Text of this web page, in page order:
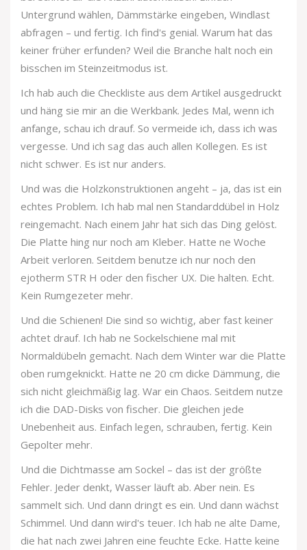
Untergrund wählen, Dämmstärke eingeben, Windlast
abfragen – und fertig. Ich find's genial. Warum hat das
keiner früher erfunden? Weil die Branche halt noch ein
bisschen im Steinzeitmodus ist.
Ich hab auch die Checkliste aus dem Artikel ausgedruckt
und häng sie mir an die Werkbank. Jedes Mal, wenn ich
anfange, schau ich drauf. So vermeide ich, dass ich was
vergesse. Und ich sag das auch allen Kollegen. Es ist
nicht schwer. Es ist nur anders.
Und was die Holzkonstruktionen angeht – ja, das ist ein
echtes Problem. Ich hab mal nen Standarddübel in Holz
reingemacht. Nach einem Jahr hat sich das Ding gelöst.
Die Platte hing nur noch am Kleber. Hatte ne Woche
Arbeit verloren. Seitdem benutze ich nur noch den
ejotherm STR H oder den fischer UX. Die halten. Echt.
Kein Rumgezeter mehr.
Und die Schienen! Die sind so wichtig, aber fast keiner
achtet drauf. Ich hab ne Sockelschiene mal mit
Normaldübeln gemacht. Nach dem Winter war die Platte
oben rumgeknickt. Hatte ne 20 cm dicke Dämmung, die
sich nicht gleichmäßig lag. War ein Chaos. Seitdem nutze
ich die DAD-Disks von fischer. Die gleichen jede
Unebenheit aus. Einfach legen, schrauben, fertig. Kein
Gepolter mehr.
Und die Dichtmasse am Sockel – das ist der größte
Fehler. Jeder denkt, Wasser läuft ab. Aber nein. Es
sammelt sich. Und dann dringt es ein. Und dann wächst
Schimmel. Und dann wird's teuer. Ich hab ne alte Dame,
die hat nach zwei Jahren eine feuchte Ecke. Hatte keine